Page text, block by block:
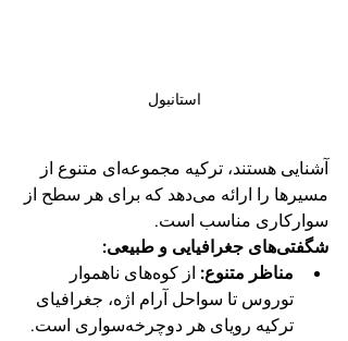
استانبول
آشنایی هستند، ترکیه مجموعه‌ای متنوع از
مسیرها را ارائه می‌دهد که برای هر سطح از
سوارکاری مناسب است.
شگفتی‌های جغرافیایی و طبیعی:
مناظر متنوع:
از کوه‌های ناهموار
توروس تا سواحل آرام اژه، جغرافیای
ترکیه رویای هر دوچرخه‌سواری است.